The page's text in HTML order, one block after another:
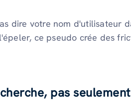
dire votre nom d'utilisateur
ce pseudo crée des
pas